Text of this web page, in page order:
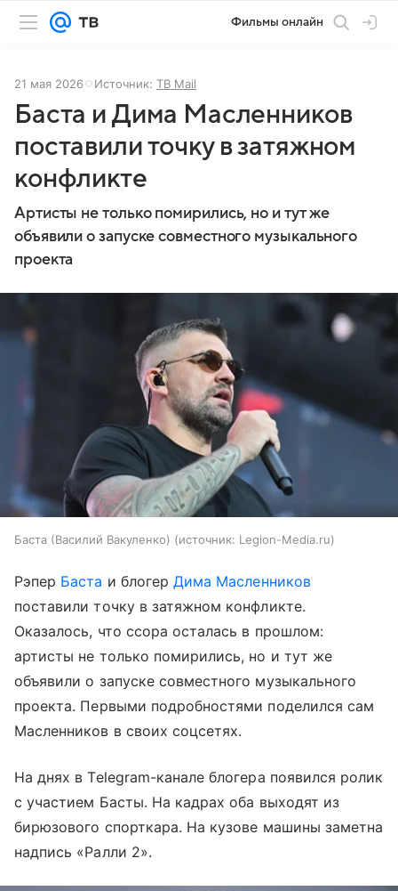
Фильмы онлайн
21 мая 2026 Источник: ТВ Mail
Баста и Дима Масленников
поставили точку в затяжном
конфликте
Артисты не только помирились, но и тут же
объявили о запуске совместного музыкального
проекта
Баста (Василий Вакуленко) источник: Legion-Media.ru
Рэпер Баста и блогерДима Масленников
поставили точку в затяжном конфликте.
Оказалось, что ссора осталась в прошлом:
артисты не только помирились, но и тут же
объявили о запуске совместного музыкального
проекта. Первыми подробностями поделился сам
Масленников в своих соцсетях.
На днях в Telegram-канале блогера появился ролик
с участием Басты. На кадрах оба выходят из
бирюзового спорткара. На кузове машины заметна
надпись «Ралли 2».